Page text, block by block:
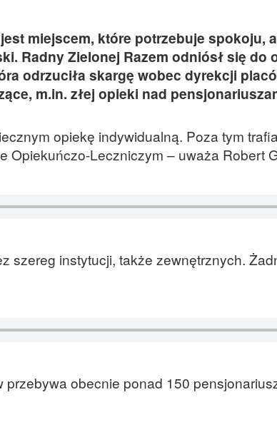
miejscem, które potrzebuje spokoju,
Radny Zielonej Razem odniósł się do
odrzuciła skargę wobec dyrekcji
m.in. złej opieki nad
opiekę indywidualną. Poza tym
Opiekuńczo-Leczniczym – uważa Robert
szereg instytucji, także zewnętrznych.
obecnie ponad 150